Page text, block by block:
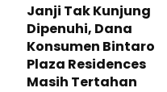
Janji Tak Kunjung
Dipenuhi, Dana
Konsumen Bintaro
Plaza Residences
Masih Tertahan